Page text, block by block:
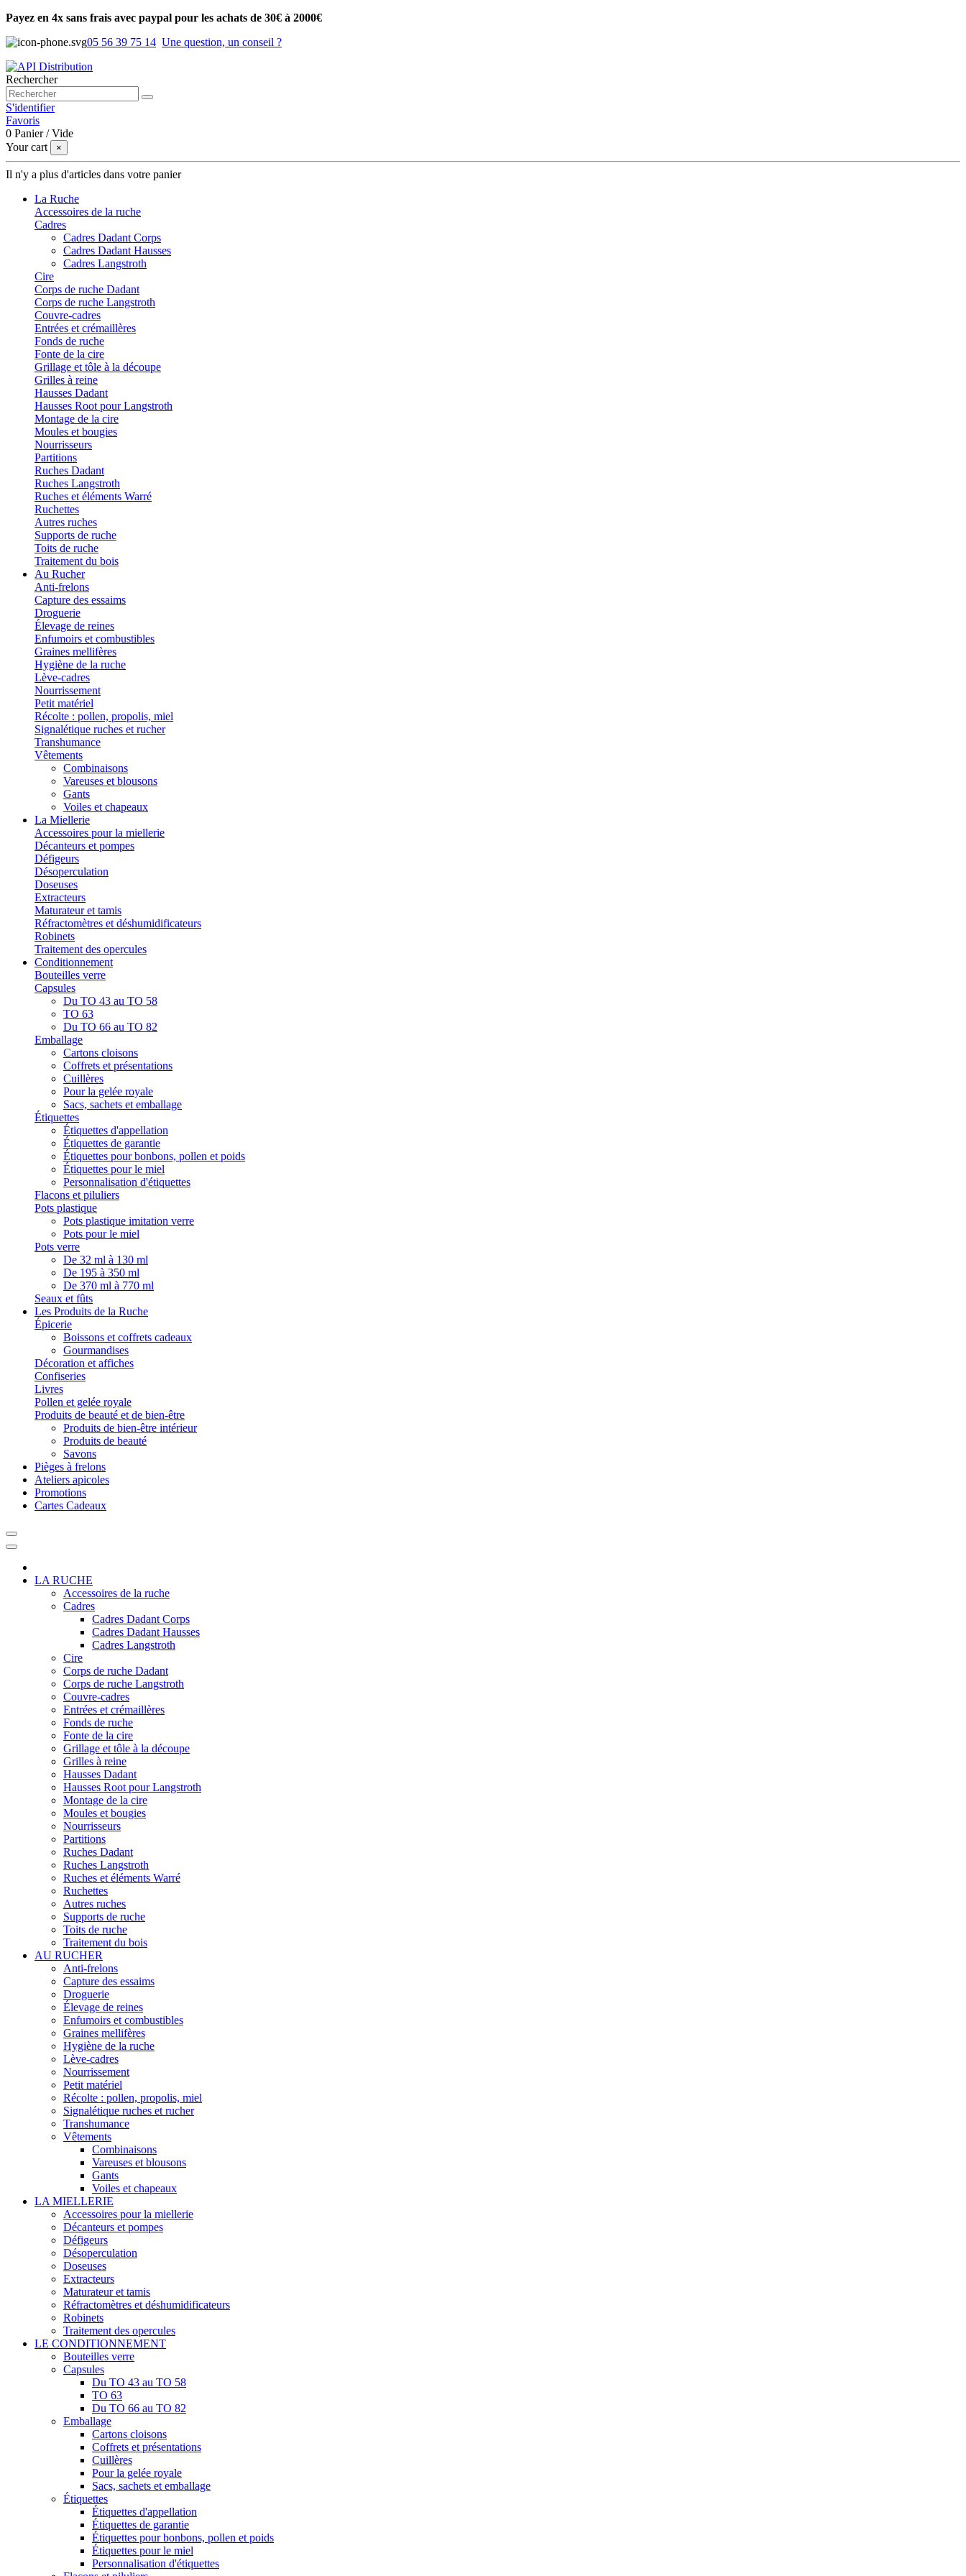
Payez en 4x sans frais avec paypal pour les achats de 30€ à 2000€
05 56 39 75 14 Une question, un conseil ?
Rechercher
S'identifier
Favoris
0 Panier /Vide
Your cart
×
Il n'y a plus d'articles dans votre panier
La Ruche
Accessoires de la ruche
Cadres
Cadres Dadant Corps
Cadres Dadant Hausses
Cadres Langstroth
Cire
Corps de ruche Dadant
Corps de ruche Langstroth
Couvre-cadres
Entrées et crémaillères
Fonds de ruche
Fonte de la cire
Grillage et tôle à la découpe
Grilles à reine
Hausses Dadant
Hausses Root pour Langstroth
Montage de la cire
Moules et bougies
Nourrisseurs
Partitions
Ruches Dadant
Ruches Langstroth
Ruches et éléments Warré
Ruchettes
Autres ruches
Supports de ruche
Toits de ruche
Traitement du bois
Au Rucher
Anti-frelons
Capture des essaims
Droguerie
Élevage de reines
Enfumoirs et combustibles
Graines mellifères
Hygiène de la ruche
Lève-cadres
Nourrissement
Petit matériel
Récolte : pollen, propolis, miel
Signalétique ruches et rucher
Transhumance
Vêtements
Combinaisons
Vareuses et blousons
Gants
Voiles et chapeaux
La Miellerie
Accessoires pour la miellerie
Décanteurs et pompes
Défigeurs
Désoperculation
Doseuses
Extracteurs
Maturateur et tamis
Réfractomètres et déshumidificateurs
Robinets
Traitement des opercules
Conditionnement
Bouteilles verre
Capsules
Du TO 43 au TO 58
TO 63
Du TO 66 au TO 82
Emballage
Cartons cloisons
Coffrets et présentations
Cuillères
Pour la gelée royale
Sacs, sachets et emballage
Étiquettes
Étiquettes d'appellation
Étiquettes de garantie
Étiquettes pour bonbons, pollen et poids
Étiquettes pour le miel
Personnalisation d'étiquettes
Flacons et piluliers
Pots plastique
Pots plastique imitation verre
Pots pour le miel
Pots verre
De 32 ml à 130 ml
De 195 à 350 ml
De 370 ml à 770 ml
Seaux et fûts
Les Produits de la Ruche
Épicerie
Boissons et coffrets cadeaux
Gourmandises
Décoration et affiches
Confiseries
Livres
Pollen et gelée royale
Produits de beauté et de bien-être
Produits de bien-être intérieur
Produits de beauté
Savons
Pièges à frelons
Ateliers apicoles
Promotions
Cartes Cadeaux
LA RUCHE
Accessoires de la ruche
Cadres
Cadres Dadant Corps
Cadres Dadant Hausses
Cadres Langstroth
Cire
Corps de ruche Dadant
Corps de ruche Langstroth
Couvre-cadres
Entrées et crémaillères
Fonds de ruche
Fonte de la cire
Grillage et tôle à la découpe
Grilles à reine
Hausses Dadant
Hausses Root pour Langstroth
Montage de la cire
Moules et bougies
Nourrisseurs
Partitions
Ruches Dadant
Ruches Langstroth
Ruches et éléments Warré
Ruchettes
Autres ruches
Supports de ruche
Toits de ruche
Traitement du bois
AU RUCHER
Anti-frelons
Capture des essaims
Droguerie
Élevage de reines
Enfumoirs et combustibles
Graines mellifères
Hygiène de la ruche
Lève-cadres
Nourrissement
Petit matériel
Récolte : pollen, propolis, miel
Signalétique ruches et rucher
Transhumance
Vêtements
Combinaisons
Vareuses et blousons
Gants
Voiles et chapeaux
LA MIELLERIE
Accessoires pour la miellerie
Décanteurs et pompes
Défigeurs
Désoperculation
Doseuses
Extracteurs
Maturateur et tamis
Réfractomètres et déshumidificateurs
Robinets
Traitement des opercules
LE CONDITIONNEMENT
Bouteilles verre
Capsules
Du TO 43 au TO 58
TO 63
Du TO 66 au TO 82
Emballage
Cartons cloisons
Coffrets et présentations
Cuillères
Pour la gelée royale
Sacs, sachets et emballage
Étiquettes
Étiquettes d'appellation
Étiquettes de garantie
Étiquettes pour bonbons, pollen et poids
Étiquettes pour le miel
Personnalisation d'étiquettes